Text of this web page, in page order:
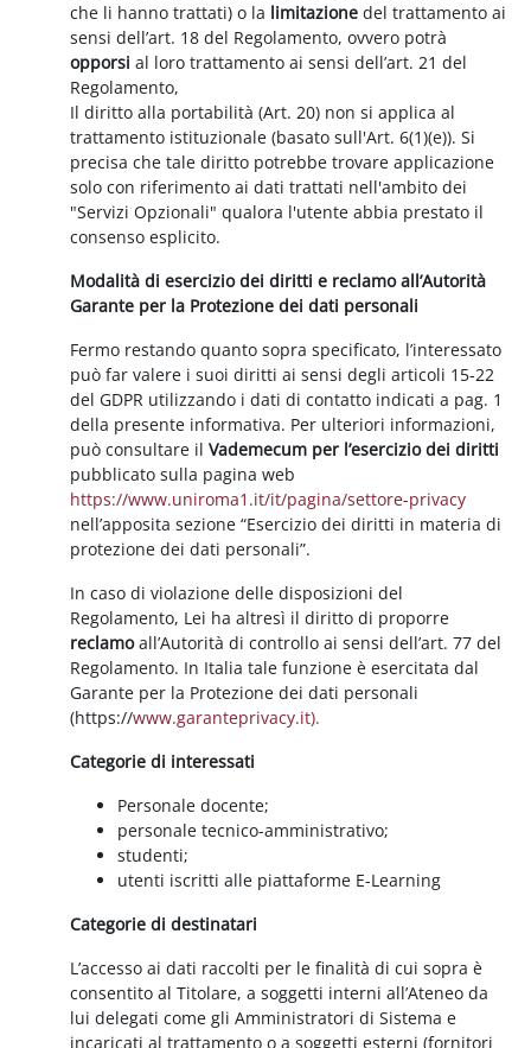
che li hanno trattati) o la limitazione del trattamento ai
sensi dell’art. 18 del Regolamento, ovvero potrà
opporsi al loro trattamento ai sensi dell’art. 21 del
Regolamento,
Il diritto alla portabilità (Art. 20) non si applica al
trattamento istituzionale (basato sull'Art. 6(1)(e)). Si
precisa che tale diritto potrebbe trovare applicazione
solo con riferimento ai dati trattati nell'ambito dei
"Servizi Opzionali" qualora l'utente abbia prestato il
consenso esplicito.
Modalità di esercizio dei diritti e reclamo all’Autorità
Garante per la Protezione dei dati personali
Fermo restando quanto sopra specificato, l’interessato
può far valere i suoi diritti ai sensi degli articoli 15-22
del GDPR utilizzando i dati di contatto indicati a pag. 1
della presente informativa. Per ulteriori informazioni,
può consultare ilVademecum per l’esercizio dei diritti
pubblicato sulla pagina web
https://www.uniroma1.it/it/pagina/settore-privacy
nell’apposita sezione “Esercizio dei diritti in materia di
protezione dei dati personali”.
In caso di violazione delle disposizioni del
Regolamento, Lei ha altresì il diritto di proporre
reclamoall’Autorità di controllo ai sensi dell’art. 77 del
Regolamento. In Italia tale funzione è esercitata dal
Garante per la Protezione dei dati personali
(https://www.garanteprivacy.it).
Categorie di interessati
Personale docente;
personale tecnico-amministrativo;
studenti;
utenti iscritti alle piattaforme E-Learning
Categorie di destinatari
L’accesso ai dati raccolti per le finalità di cui sopra è
consentito al Titolare, a soggetti interni all’Ateneo da
lui delegati come gli Amministratori di Sistema e
incaricati al trattamento o a soggetti esterni (fornitori